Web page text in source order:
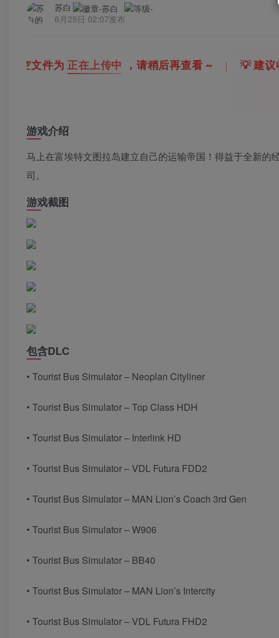
苏白
6月25日 02:07发布
正在上传中 ，请稍后再查看 ~ ｜ 💡 建议收藏本
游戏介绍
马上在富埃特文图拉岛建立自己的运输帝国！得益于全新
司。
游戏截图
包含DLC
• Tourist Bus Simulator – Neoplan Cityliner
• Tourist Bus Simulator – Top Class HDH
• Tourist Bus Simulator – Interlink HD
• Tourist Bus Simulator – VDL Futura FDD2
• Tourist Bus Simulator – MAN Lion’s Coach 3rd Gen
• Tourist Bus Simulator – W906
• Tourist Bus Simulator – BB40
• Tourist Bus Simulator – MAN Lion’s Intercity
• Tourist Bus Simulator – VDL Futura FHD2